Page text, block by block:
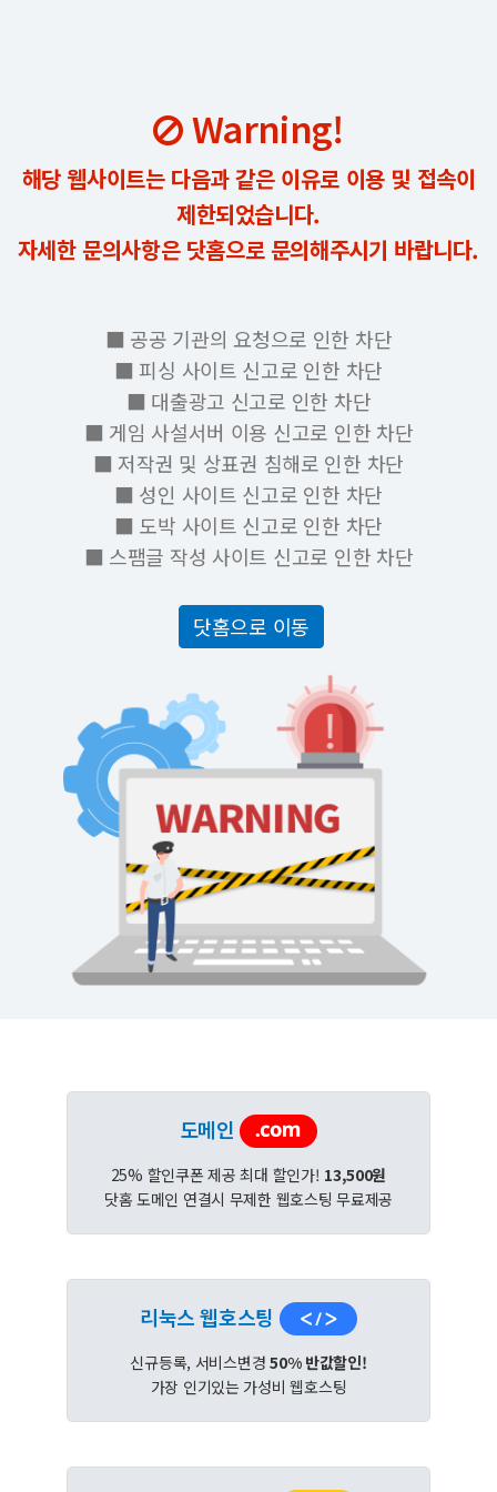
Warning!
해당 웹사이트는 다음과 같은 이유로 이용 및 접속이
제한되었습니다.
자세한 문의사항은 닷홈으로 문의해주시기 바랍니다.
■ 공공 기관의 요청으로 인한 차단
■ 피싱 사이트 신고로 인한 차단
■ 대출광고 신고로 인한 차단
■ 게임 사설서버 이용 신고로 인한 차단
■ 저작권 및 상표권 침해로 인한 차단
■ 성인 사이트 신고로 인한 차단
■ 도박 사이트 신고로 인한 차단
■ 스팸글 작성 사이트 신고로 인한 차단
닷홈으로 이동
도메인
25% 할인쿠폰 제공 최대 할인가! 13,500원
닷홈 도메인 연결시 무제한 웹호스팅 무료제공
리눅스 웹호스팅
신규등록, 서비스변경50% 반값할인!
가장 인기있는 가성비 웹호스팅